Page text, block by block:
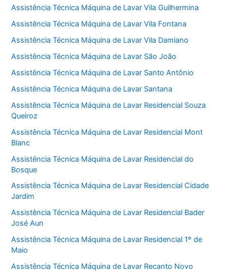
Assistência Técnica Máquina de Lavar Vila Guilhermina
Assistência Técnica Máquina de Lavar Vila Fontana
Assistência Técnica Máquina de Lavar Vila Damiano
Assistência Técnica Máquina de Lavar São João
Assistência Técnica Máquina de Lavar Santo Antônio
Assistência Técnica Máquina de Lavar Santana
Assistência Técnica Máquina de Lavar Residencial Souza
Queiroz
Assistência Técnica Máquina de Lavar Residencial Mont
Blanc
Assistência Técnica Máquina de Lavar Residencial do
Bosque
Assistência Técnica Máquina de Lavar Residencial Cidade
Jardim
Assistência Técnica Máquina de Lavar Residencial Bader
José Aun
Assistência Técnica Máquina de Lavar Residencial 1º de
Maio
Assistência Técnica Máquina de Lavar Recanto Novo